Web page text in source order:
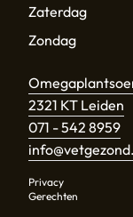
Zaterdag
Zondag
2321 KT Leiden
071 - 542 8959
Privacy
Gerechten